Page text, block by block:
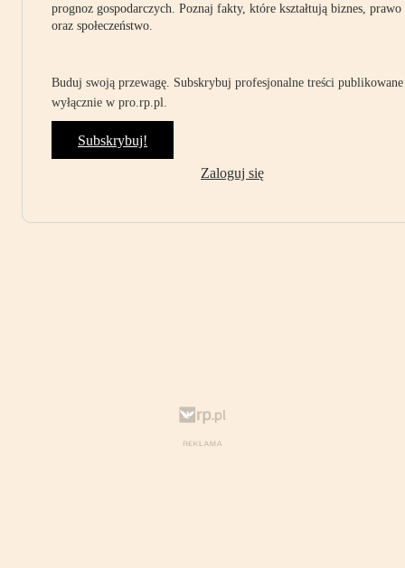
prognoz gospodarczych. Poznaj fakty, które kształtują biznes, prawo
oraz społeczeństwo.
Buduj swoją przewagę. Subskrybuj profesjonalne treści publikowane
wyłącznie w pro.rp.pl.
Subskrybuj!
Zaloguj się